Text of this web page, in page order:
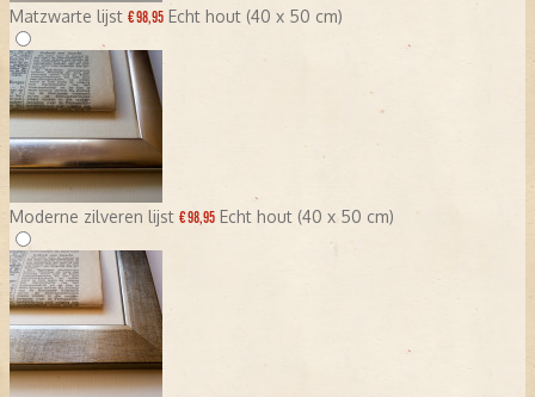
Matzwarte lijst € 98,95 Echt hout (40 x 50 cm)
Moderne zilveren lijst € 98,95 Echt hout (40 x 50 cm)